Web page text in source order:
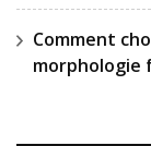
Comment
morphologie